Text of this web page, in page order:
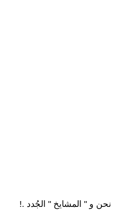
نحن و " المشايخ " الجُدد .!